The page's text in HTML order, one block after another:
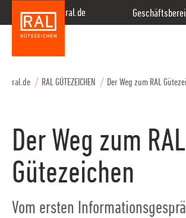
Zur Hauptnavigation springen
Zum Seiteninhalt springen
Zum Kontakt springen
Zum Footer springen
ral.de
ral.de RAL GÜTEZEICHEN Der Weg zum RAL
Der Weg zum RAL
Gütezeichen
Vom ersten